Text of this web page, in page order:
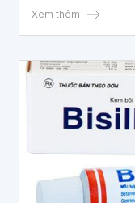
Xem thêm